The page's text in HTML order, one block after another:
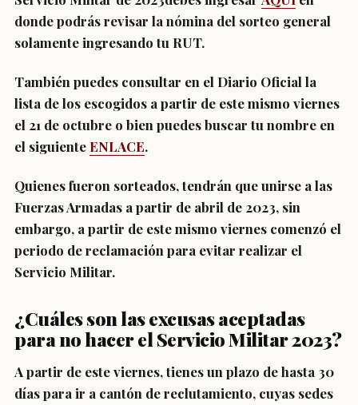
donde podrás revisar la nómina del sorteo general
solamenteingresando tu RUT.
También puedes consultar en el Diario Oficial la
lista de los escogidos a partir de este mismo viernes
el 21 de octubre o bien puedes buscar tu nombre en
el siguienteENLACE.
Quienes fueron sorteados, tendrán que unirse a las
Fuerzas Armadas a partir de abril de 2023, sin
embargo, a partir de este mismo viernes comenzó el
periodo de reclamación para evitar realizar el
Servicio Militar.
¿Cuáles son las excusas aceptadas
para no hacer el Servicio Militar 2023?
A partir de este viernes, tienes un plazo de hasta 30
días para ir a cantón de reclutamiento, cuyas sedes